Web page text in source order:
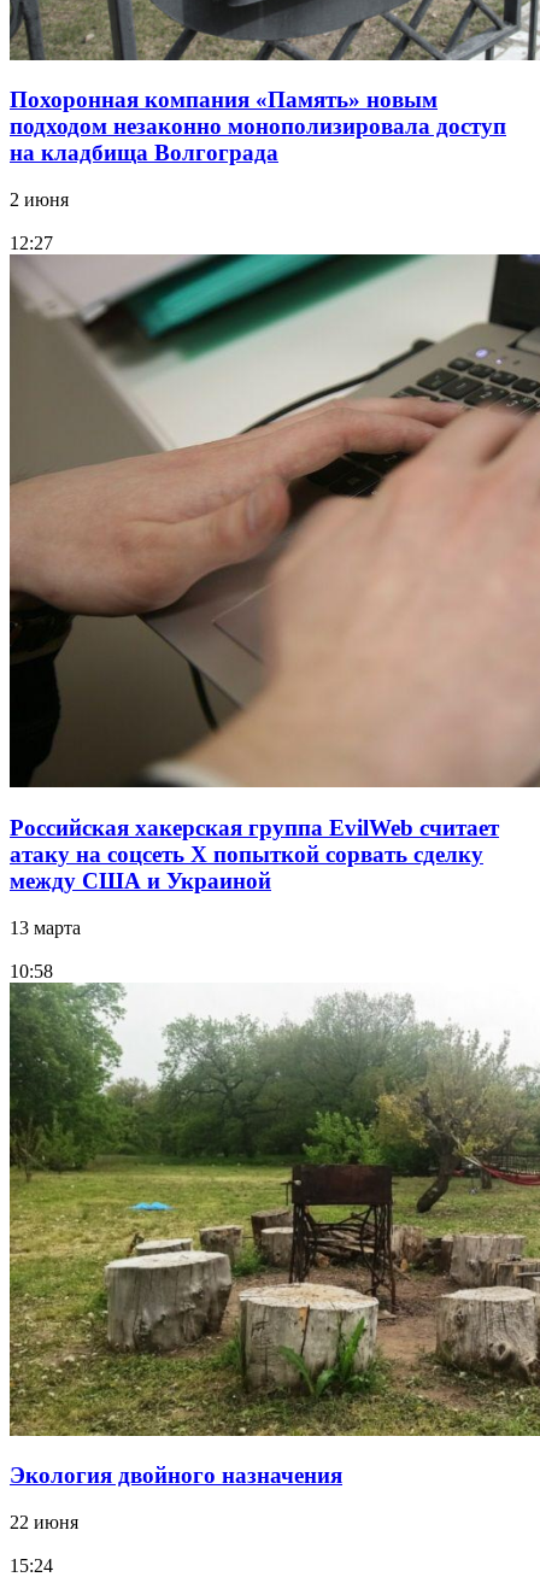
Похоронная компания «Память» новым
подходом незаконно монополизировала доступ
на кладбища Волгограда
2 июня
12:27
Российская хакерская группа EvilWeb считает
атаку на соцсеть Х попыткой сорвать сделку
между США и Украиной
13 марта
10:58
Экология двойного назначения
22 июня
15:24